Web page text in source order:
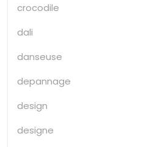
crocodile
dali
danseuse
depannage
design
designe